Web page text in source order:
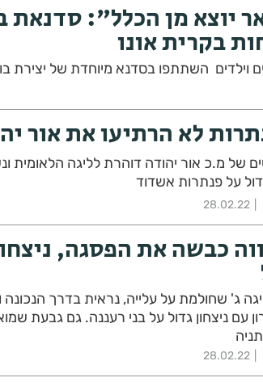
יוצא מן הכלל": סדנאת
בקרית אונו
וילדים השתתפו בסדנא מיוחדת של יצירת
לא הרתיעו את אור
של מ.כ אור יהודה דוהרת לליגה
על פנתרות אשדוד
28.02.22
כבשה את הפסגה,
ג' שחולמת על עלייה, נראית בדרך הנכונה
עם ניצחון גדול על בני רעננה. גם גבעת
28.02.22